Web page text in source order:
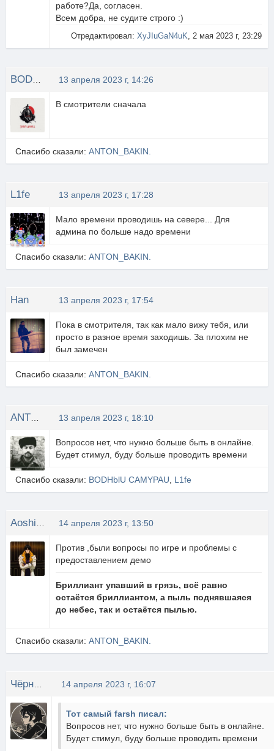
работе?Да, согласен.
Всем добра, не судите строго :)
Отредактировал: XyJIuGaN4uK, 2 мая 2023 г, 23:29
13 апреля 2023 г, 14:26
В смотрители сначала
Спасибо сказали: ANTON_BAKIN.
L1fe 13 апреля 2023 г, 17:28
Мало времени проводишь на севере... Для
админа по больше надо времени
Спасибо сказали: ANTON_BAKIN.
Han 13 апреля 2023 г, 17:54
Пока в смотрителя, так как мало вижу тебя, или
просто в разное время заходишь. За плохим не
был замечен
Спасибо сказали: ANTON_BAKIN.
13 апреля 2023 г, 18:10
Вопросов нет, что нужно больше быть в онлайне.
Будет стимул, буду больше проводить времени
Спасибо сказали: BODHblU CAMYPAU L1fe
14 апреля 2023 г, 13:50
Против ,были вопросы по игре и проблемы с
предоставлением демо
Бриллиант упавший в грязь, всё равно
остаётся бриллиантом, а пыль поднявшаяся
до небес, так и остаётся пылью.
Спасибо сказали: ANTON_BAKIN.
14 апреля 2023 г, 16:07
Тот самый farsh писал:
Вопросов нет, что нужно больше быть в онлайне.
Будет стимул, буду больше проводить времени